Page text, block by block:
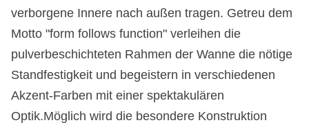
verborgene Innere nach außen tragen. Getreu dem
Motto "form follows function" verleihen die
pulverbeschichteten Rahmen der Wanne die nötige
Standfestigkeit und begeistern in verschiedenen
Akzent-Farben mit einer spektakulären
Optik.Möglich wird die besondere Konstruktion